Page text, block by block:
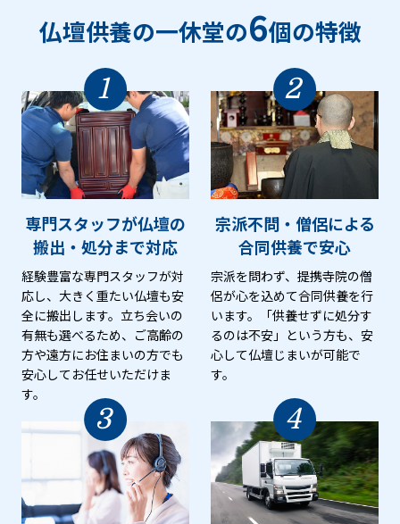
仏壇供養の一休堂の6個の特徴
1
専門スタッフが仏壇の
搬出・処分まで対応
経験豊富な専門スタッフが対
応し、大きく重たい仏壇も安
全に搬出します。立ち会いの
有無も選べるため、ご高齢の
方や遠方にお住まいの方でも
安心してお任せいただけま
す。
2
宗派不問・僧侶による
合同供養で安心
宗派を問わず、提携寺院の僧
侶が心を込めて合同供養を行
います。「供養せずに処分す
るのは不安」という方も、安
心して仏壇じまいが可能で
す。
3 4